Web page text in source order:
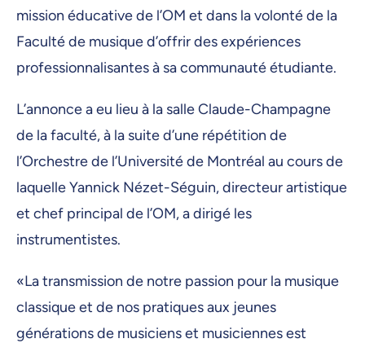
mission éducative de l’OM et dans la volonté de la
Faculté de musique d’offrir des expériences
professionnalisantes à sa communauté étudiante.
L’annonce a eu lieu à la salle Claude-Champagne
de la faculté, à la suite d’une répétition de
l’Orchestre de l’Université de Montréal au cours de
laquelle Yannick Nézet-Séguin, directeur artistique
et chef principal de l’OM, a dirigé les
instrumentistes.
«La transmission de notre passion pour la musique
classique et de nos pratiques aux jeunes
générations de musiciens et musiciennes est